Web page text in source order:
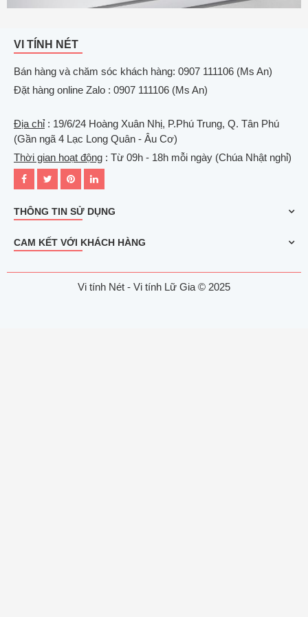
VI TÍNH NÉT
Bán hàng và chăm sóc khách hàng: 0907 111106 (Ms An)
Đặt hàng online Zalo : 0907 111106 (Ms An)
Địa chỉ: 19/6/24 Hoàng Xuân Nhị, P.Phú Trung, Q. Tân Phú
(Gần ngã 4 Lạc Long Quân - Âu Cơ)
Thời gian hoạt động : Từ 09h - 18h mỗi ngày (Chúa Nhật nghỉ)
THÔNG TIN SỬ DỤNG
CAM KẾT VỚI KHÁCH HÀNG
Vi tính Nét - Vi tính Lữ Gia © 2025